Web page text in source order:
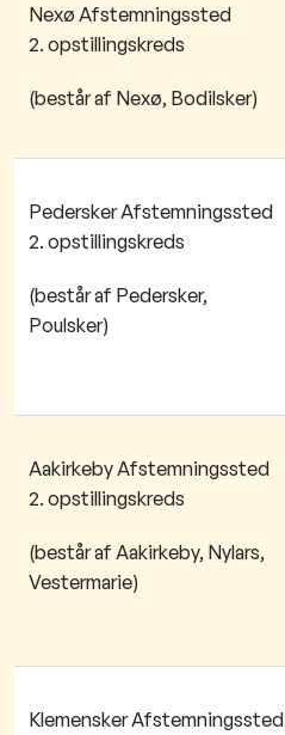
Nexø Afstemningssted
2. opstillingskreds
(består af Nexø, Bodilsker)
Pedersker Afstemningssted
2. opstillingskreds
(består af Pedersker,
Poulsker)
Aakirkeby Afstemningssted
2. opstillingskreds
(består af Aakirkeby, Nylars,
Vestermarie)
Klemensker Afstemningssted